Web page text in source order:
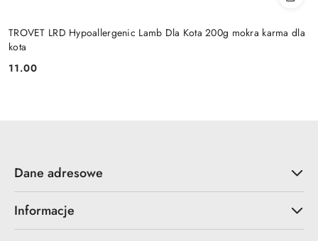
TROVET LRD Hypoallergenic Lamb Dla Kota 200g mokra karma dla
kota
Cena:
11.00
Dane adresowe
Informacje